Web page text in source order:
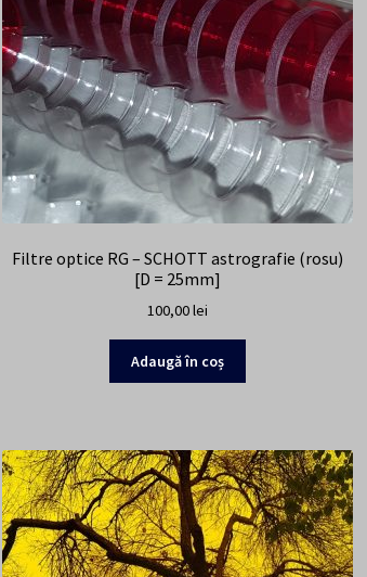
Filtre optice RG – SCHOTT astrografie (rosu)
[D = 25mm]
100,00lei
Adaugă în coș